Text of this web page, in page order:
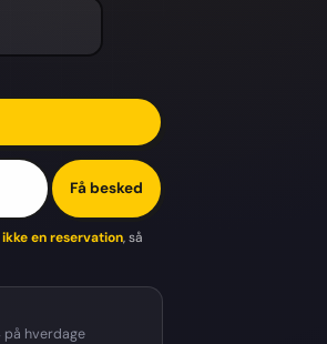
Få besked
ikke en reservation, så
på hverdage